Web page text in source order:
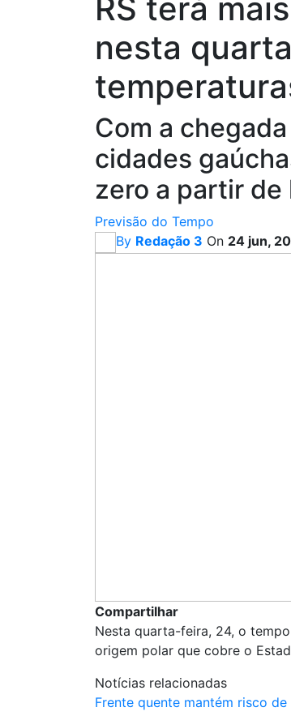
RS terá
nesta
Com a
cidades
zero a partir de
Previsão do Tempo
By Redação 3 On 24 jun,
Compartilhar
Nesta quarta-feira, 24, o
origem polar que cobre o
Notícias relacionadas
Frente quente mantém risco